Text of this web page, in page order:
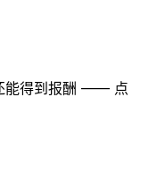
能得到报酬 —— 点